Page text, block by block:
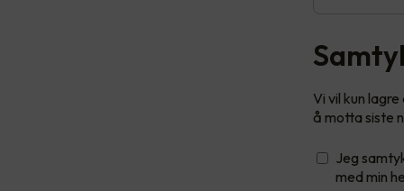
Vi vil kun
å motta siste
Jeg
med min